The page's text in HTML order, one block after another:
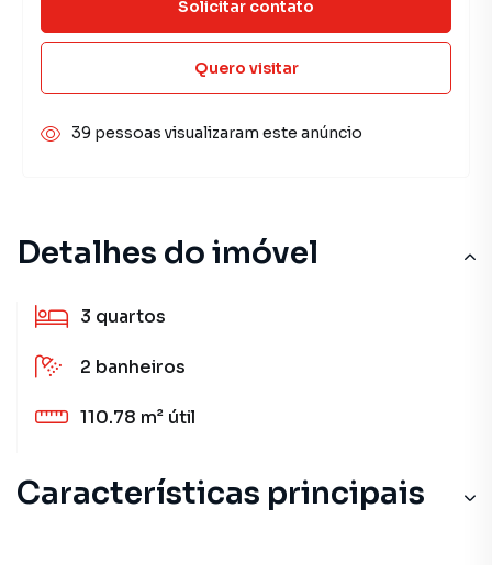
Detalhes do imóvel
3 quartos
2 banheiros
110.78 m² útil
Características principais
Solicitar contato
Quero visitar
39 pessoas visualizaram este anúncio